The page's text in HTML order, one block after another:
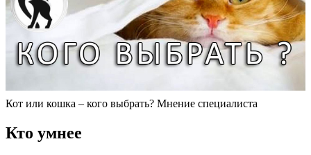
Кот или кошка – кого выбрать? Мнение специалиста
Кто умнее